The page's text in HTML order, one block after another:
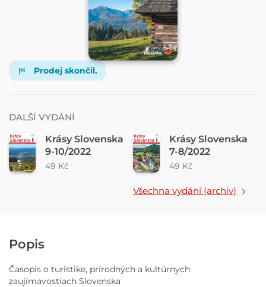
Prodej skončil.
DALŠÍ VYDÁNÍ
Krásy Slovenska
9-10/2022
49 Kč
Krásy Slovenska
7-8/2022
49 Kč
Všechna vydání (archiv)
Popis
Časopis o turistike, prírodných a kultúrnych
zaujímavostiach Slovenska